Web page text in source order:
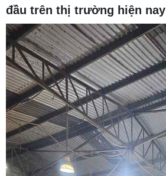
đầu trên thị trường hiện nay